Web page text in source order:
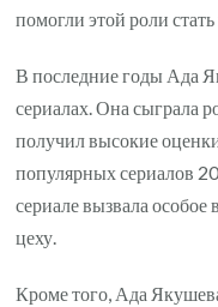
помогли этой роли
В последние годы Ада
сериалах. Она сыграла
получил высокие
популярных сериалов
сериале вызвала
цеху.
Кроме того, Ада